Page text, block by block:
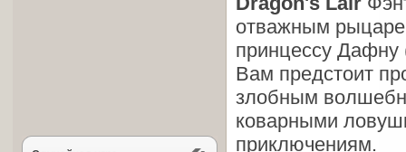
отважным
принцессу Дафну
Вам предстоит
злобным
коварными
приключениям.